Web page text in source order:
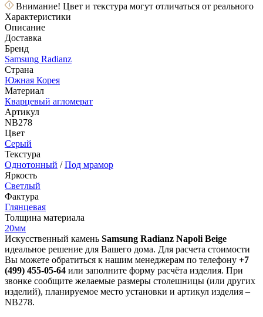
Внимание! Цвет и текстура могут отличаться от реального
Характеристики
Описание
Доставка
Бренд
Samsung Radianz
Страна
Южная Корея
Материал
Кварцевый агломерат
Артикул
NB278
Цвет
Серый
Текстура
Однотонный /Под мрамор
Яркость
Светлый
Фактура
Глянцевая
Толщина материала
20мм
Искусственный камень Samsung Radianz Napoli Beige
идеальное решение для Вашего дома. Для расчета стоимости
Вы можете обратиться к нашим менеджерам по телефону +7
(499) 455-05-64 или заполните форму расчёта изделия. При
звонке сообщите желаемые размеры столешницы (или других
изделий), планируемое место установки и артикул изделия –
NB278.